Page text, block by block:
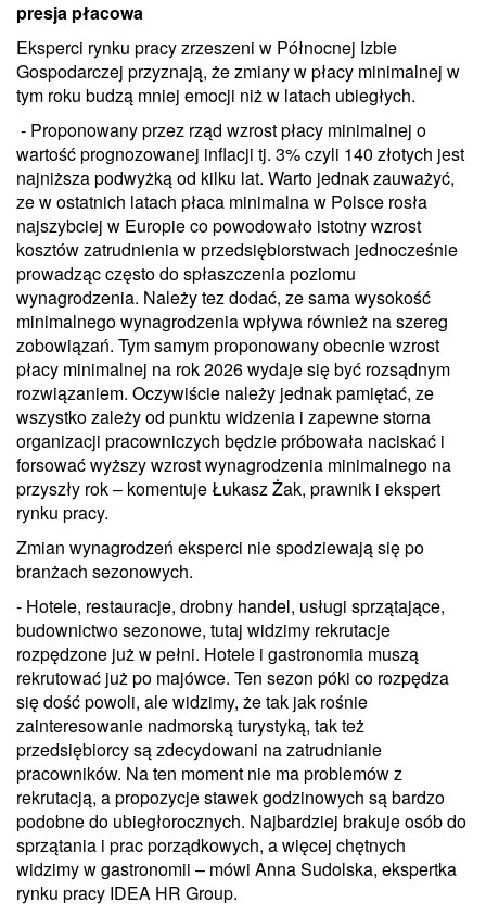
presja płacowa
Eksperci rynku pracy zrzeszeni w Północnej Izbie
Gospodarczej przyznają, że zmiany w płacy minimalnej w
tym roku budzą mniej emocji niż w latach ubiegłych.
- Proponowany przez rząd wzrost płacy minimalnej o
wartość prognozowanej inflacji tj. 3% czyli 140 złotych jest
najniższa podwyżką od kilku lat. Warto jednak zauważyć,
ze w ostatnich latach płaca minimalna w Polsce rosła
najszybciej w Europie co powodowało istotny wzrost
kosztów zatrudnienia w przedsiębiorstwach jednocześnie
prowadząc często do spłaszczenia poziomu
wynagrodzenia. Należy tez dodać, ze sama wysokość
minimalnego wynagrodzenia wpływa również na szereg
zobowiązań. Tym samym proponowany obecnie wzrost
płacy minimalnej na rok 2026 wydaje się być rozsądnym
rozwiązaniem. Oczywiście należy jednak pamiętać, ze
wszystko zależy od punktu widzenia i zapewne storna
organizacji pracowniczych będzie próbowała naciskać i
forsować wyższy wzrost wynagrodzenia minimalnego na
przyszły rok – komentuje Łukasz Żak, prawnik i ekspert
rynku pracy.
Zmian wynagrodzeń eksperci nie spodziewają się po
branżach sezonowych.
- Hotele, restauracje, drobny handel, usługi sprzątające,
budownictwo sezonowe, tutaj widzimy rekrutacje
rozpędzone już w pełni. Hotele i gastronomia muszą
rekrutować już po majówce. Ten sezon póki co rozpędza
się dość powoli, ale widzimy, że tak jak rośnie
zainteresowanie nadmorską turystyką, tak też
przedsiębiorcy są zdecydowani na zatrudnianie
pracowników. Na ten moment nie ma problemów z
rekrutacją, a propozycje stawek godzinowych są bardzo
podobne do ubiegłorocznych. Najbardziej brakuje osób do
sprzątania i prac porządkowych, a więcej chętnych
widzimy w gastronomii – mówi Anna Sudolska, ekspertka
rynku pracy IDEA HR Group.